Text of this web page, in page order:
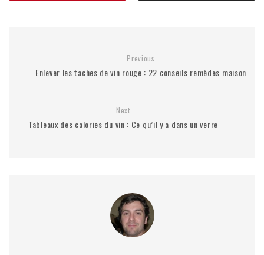
Previous
Enlever les taches de vin rouge : 22 conseils remèdes maison
Next
Tableaux des calories du vin : Ce qu’il y a dans un verre